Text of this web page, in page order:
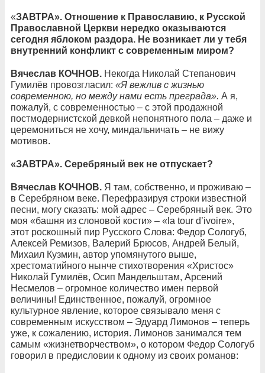
«ЗАВТРА». Отношение к Православию, к Русской
Православной Церкви нередко оказываются
сегодня яблоком раздора. Не возникает ли у тебя
внутренний конфликт с современным миром?
Вячеслав КОЧНОВ. Некогда Николай Степанович
Гумилёв провозгласил: «Я вежлив с жизнью
современною, но между нами есть преграда». А я,
пожалуй, с современностью – с этой продажной
постмодернистской девкой непонятного пола – даже и
церемониться не хочу, миндальничать – не вижу
мотивов.
«ЗАВТРА». Серебряный век не отпускает?
Вячеслав КОЧНОВ. Я там, собственно, и проживаю –
в Серебряном веке. Перефразируя строки известной
песни, могу сказать: мой адрес – Серебряный век. Это
моя «башня из слоновой кости» – «la tour d’ivoire»,
этот роскошный пир Русского Слова: Федор Сологуб,
Алексей Ремизов, Валерий Брюсов, Андрей Белый,
Михаил Кузмин, автор упомянутого выше,
хрестоматийного нынче стихотворения «Христос»
Николай Гумилёв, Осип Мандельштам, Арсений
Несмелов – огромное количество имен первой
величины! Единственное, пожалуй, огромное
культурное явление, которое связывало меня с
современным искусством – Эдуард Лимонов – теперь
уже, к сожалению, история. Лимонов занимался тем
самым «жизнетворчеством», о котором Федор Сологуб
говорил в предисловии к одному из своих романов: